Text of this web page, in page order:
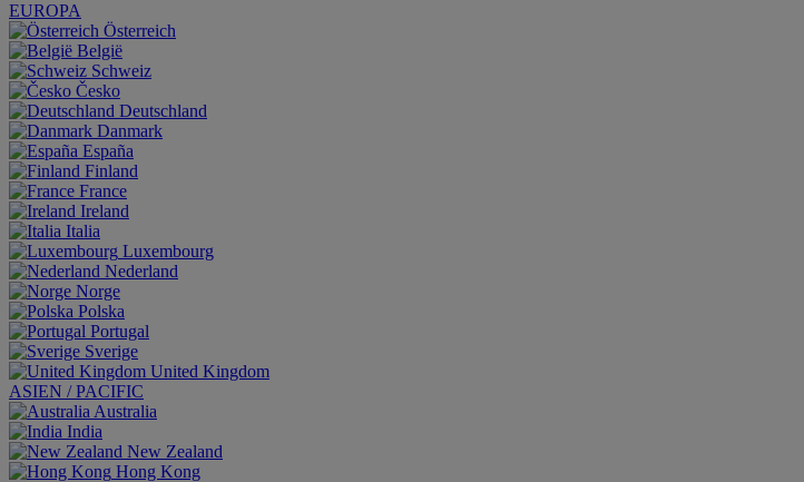
EUROPA
Österreich
België
Schweiz
Česko
Deutschland
Danmark
España
Finland
France
Ireland
Italia
Luxembourg
Nederland
Norge
Polska
Portugal
Sverige
United Kingdom
ASIEN / PACIFIC
Australia
India
New Zealand
Hong Kong